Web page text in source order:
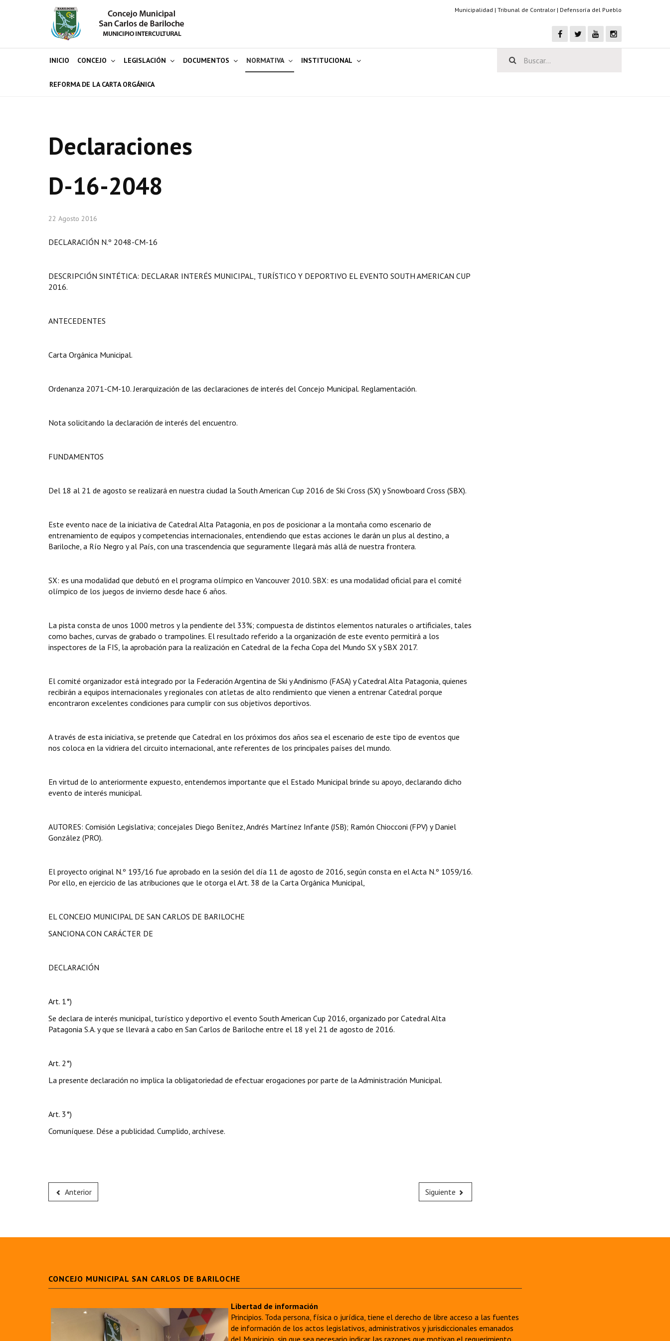
Municipalidad | Tribunal de Contralor | Defensoría del Pueblo
INICIO CONCEJO LEGISLACIÓN DOCUMENTOS NORMATIVA INSTITUCIONAL
REFORMA DE LA CARTA ORGÁNICA
Declaraciones
D-16-2048
22 Agosto 2016
DECLARACIÓN N.º 2048-CM-16
DESCRIPCIÓN SINTÉTICA: DECLARAR INTERÉS MUNICIPAL, TURÍSTICO Y DEPORTIVO EL EVENTO SOUTH AMERICAN CUP
2016.
ANTECEDENTES
Carta Orgánica Municipal.
Ordenanza 2071-CM-10. Jerarquización de las declaraciones de interés del Concejo Municipal. Reglamentación.
Nota solicitando la declaración de interés del encuentro.
FUNDAMENTOS
Del 18 al 21 de agosto se realizará en nuestra ciudad la South American Cup 2016 de Ski Cross (SX) y Snowboard Cross (SBX).
Este evento nace de la iniciativa de Catedral Alta Patagonia, en pos de posicionar a la montaña como escenario de
entrenamiento de equipos y competencias internacionales, entendiendo que estas acciones le darán un plus al destino, a
Bariloche, a Río Negro y al País, con una trascendencia que seguramente llegará más allá de nuestra frontera.
SX: es una modalidad que debutó en el programa olímpico en Vancouver 2010. SBX: es una modalidad oficial para el comité
olímpico de los juegos de invierno desde hace 6 años.
La pista consta de unos 1000 metros y la pendiente del 33%; compuesta de distintos elementos naturales o artificiales, tales
como baches, curvas de grabado o trampolines. El resultado referido a la organización de este evento permitirá a los
inspectores de la FIS, la aprobación para la realización en Catedral de la fecha Copa del Mundo SX y SBX 2017.
El comité organizador está integrado por la Federación Argentina de Ski y Andinismo (FASA) y Catedral Alta Patagonia, quienes
recibirán a equipos internacionales y regionales con atletas de alto rendimiento que vienen a entrenar Catedral porque
encontraron excelentes condiciones para cumplir con sus objetivos deportivos.
A través de esta iniciativa, se pretende que Catedral en los próximos dos años sea el escenario de este tipo de eventos que
nos coloca en la vidriera del circuito internacional, ante referentes de los principales países del mundo.
En virtud de lo anteriormente expuesto, entendemos importante que el Estado Municipal brinde su apoyo, declarando dicho
evento de interés municipal.
AUTORES: Comisión Legislativa; concejales Diego Benítez, Andrés Martínez Infante (JSB); Ramón Chiocconi (FPV) y Daniel
González (PRO).
El proyecto original N.º 193/16 fue aprobado en la sesión del día 11 de agosto de 2016, según consta en el Acta N.º 1059/16.
Por ello, en ejercicio de las atribuciones que le otorga el Art. 38 de la Carta Orgánica Municipal,
EL CONCEJO MUNICIPAL DE SAN CARLOS DE BARILOCHE
SANCIONA CON CARÁCTER DE
DECLARACIÓN
Art. 1°)
Se declara de interés municipal, turístico y deportivo el evento South American Cup 2016, organizado por Catedral Alta
Patagonia S.A. y que se llevará a cabo en San Carlos de Bariloche entre el 18 y el 21 de agosto de 2016.
Art. 2°)
La presente declaración no implica la obligatoriedad de efectuar erogaciones por parte de la Administración Municipal.
Art. 3°)
Comuníquese. Dése a publicidad. Cumplido, archívese.
Anterior Siguiente
CONCEJO MUNICIPAL SAN CARLOS DE BARILOCHE
Libertad de información
Principios. Toda persona, física o jurídica, tiene el derecho de libre acceso a las fuentes
de información de los actos legislativos, administrativos y jurisdiccionales emanados
del Municipio, sin que sea necesario indicar las razones que motivan el requerimiento.